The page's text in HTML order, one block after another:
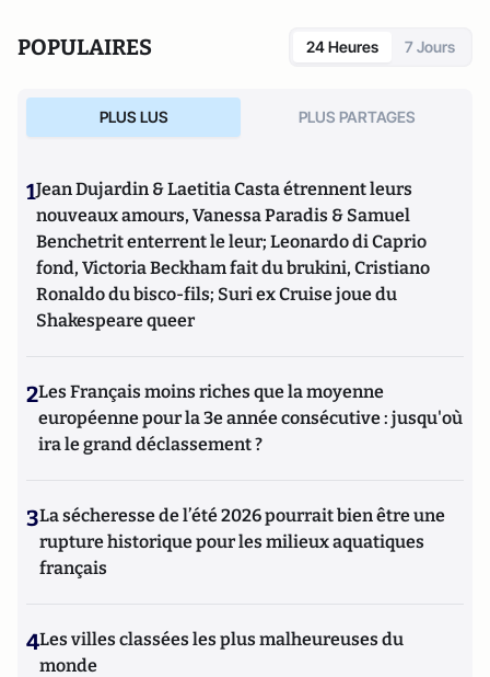
l’Académie des Sciences morales et politiques en
POPULAIRES 24 Heures 7 Jours
PLUS LUS PLUS PARTAGES
1Jean Dujardin & Laetitia Casta étrennent leurs
nouveaux amours, Vanessa Paradis & Samuel
Benchetrit enterrent le leur; Leonardo di Caprio
fond, Victoria Beckham fait du brukini, Cristiano
Ronaldo du bisco-fils; Suri ex Cruise joue du
Shakespeare queer
2Les Français moins riches que la moyenne
européenne pour la 3e année consécutive : jusqu'où
ira le grand déclassement ?
3La sécheresse de l’été 2026 pourrait bien être une
rupture historique pour les milieux aquatiques
français
4Les villes classées les plus malheureuses du
monde